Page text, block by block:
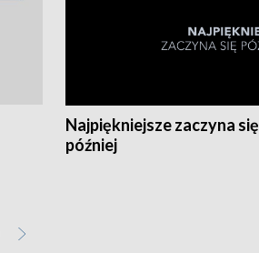
Najpiękniejsze zaczyna się
później